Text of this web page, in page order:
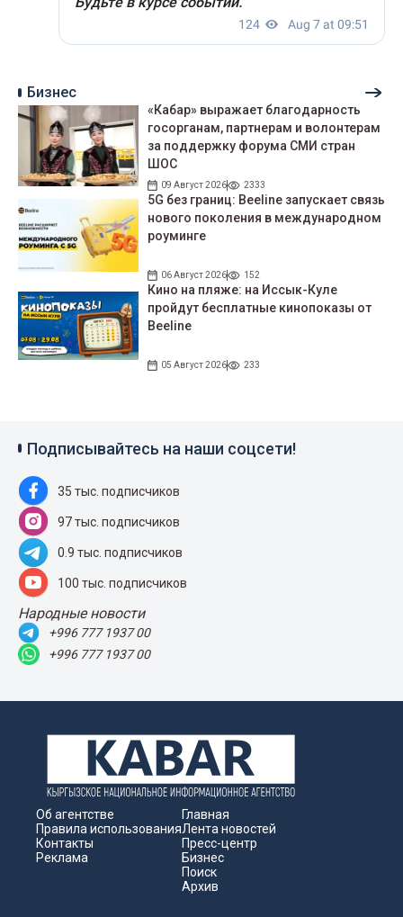
Бизнес
«Кабар» выражает благодарность
госорганам, партнерам и волонтерам
за поддержку форума СМИ стран
ШОС
09 Август 2026 2333
5G без границ: Beeline запускает связь
нового поколения в международном
роуминге
06 Август 2026 152
Кино на пляже: на Иссык-Куле
пройдут беcплатные кинопоказы от
Beeline
05 Август 2026 233
Подписывайтесь на наши соцсети!
35 тыс. подписчиков
97 тыс. подписчиков
0.9 тыс. подписчиков
100 тыс. подписчиков
Народные новости
+996 777 1937 00
+996 777 1937 00
Об агентстве
Правила использования
Контакты
Реклама
Главная
Лента новостей
Пресс-центр
Бизнес
Поиск
Архив